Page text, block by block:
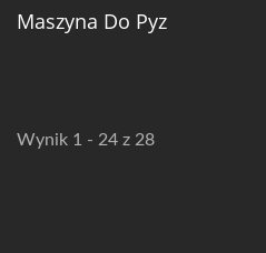
Maszyna Do Pyz
Wynik 1 - 24 z 28